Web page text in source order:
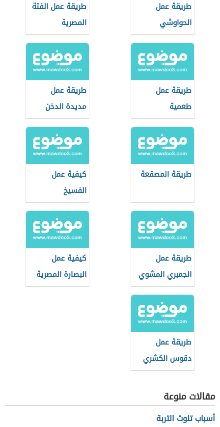
طريقة عمل
الحواوشي
المصري
طريقة عمل الفتة
المصرية
طريقة عمل
طعمية
طريقة عمل
مديدة الدخن
طريقة المصقعة
كيفية عمل
الفسيخ
طريقة عمل
الجمبري المشوي
الاسكندراني
كيفية عمل
البصارة المصرية
طريقة عمل
دقوس الكشري
مقالات منوعة
أسباب تلوث التربة